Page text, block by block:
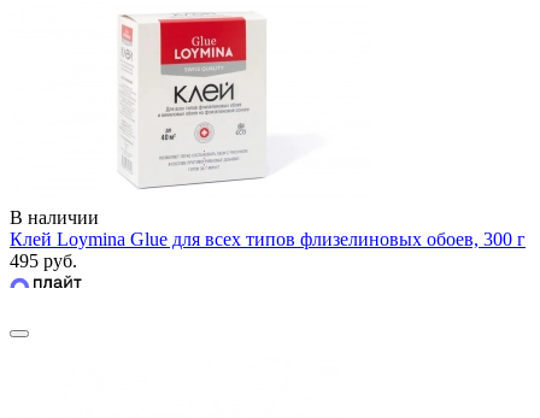
В наличии
Клей Loymina Glue для всех типов флизелиновых обоев, 300 г
495 руб.